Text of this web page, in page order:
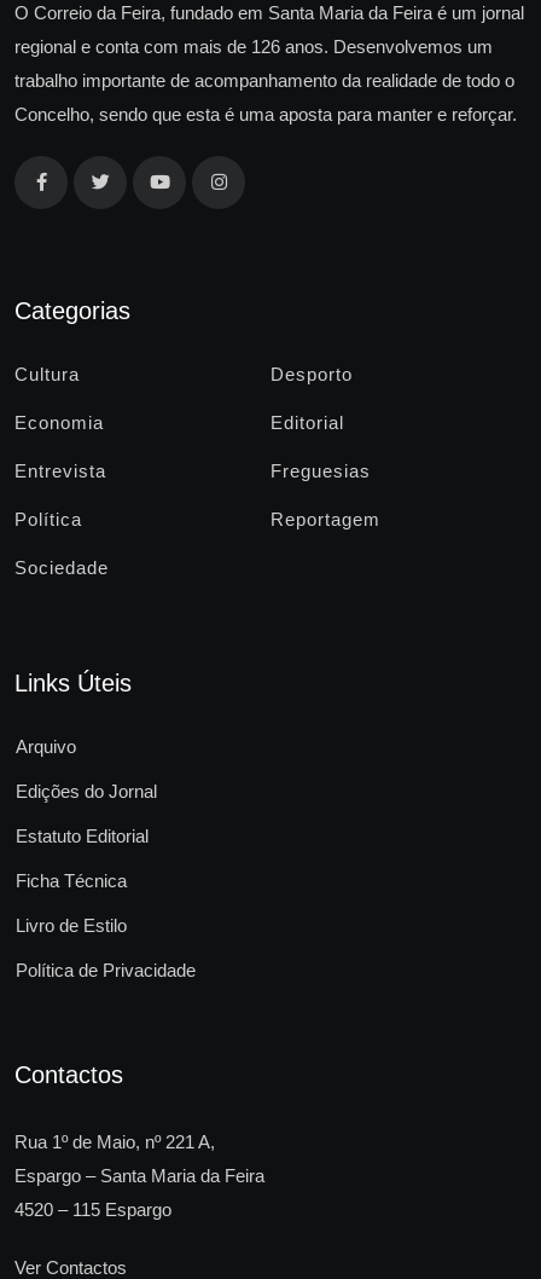
O Correio da Feira, fundado em Santa Maria da Feira é um jornal
regional e conta com mais de 126 anos. Desenvolvemos um
trabalho importante de acompanhamento da realidade de todo o
Concelho, sendo que esta é uma aposta para manter e reforçar.
Categorias
Cultura Desporto
Economia Editorial
Entrevista Freguesias
Política Reportagem
Sociedade
Links Úteis
Arquivo
Edições do Jornal
Estatuto Editorial
Ficha Técnica
Livro de Estilo
Política de Privacidade
Contactos
Rua 1º de Maio, nº 221 A,
Espargo – Santa Maria da Feira
4520 – 115 Espargo
Ver Contactos